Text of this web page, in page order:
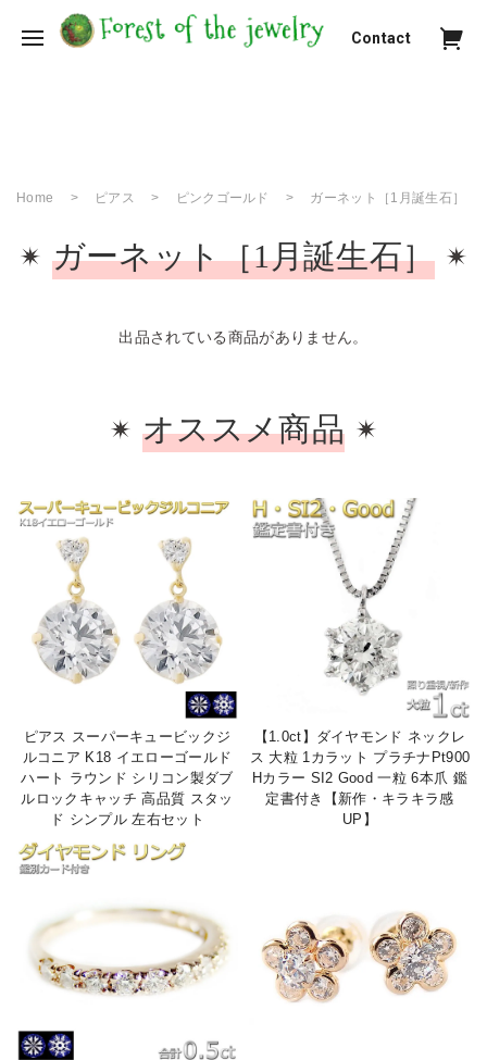
Contact
Home ピアス ピンクゴールド ガーネット［1月誕生石］
ガーネット［1月誕生石］
出品されている商品がありません。
オススメ商品
ピアス スーパーキュービックジ
ルコニア K18 イエローゴールド
ハート ラウンド シリコン製ダブ
ルロックキャッチ 高品質 スタッ
ド シンプル 左右セット
【1.0ct】ダイヤモンド ネックレ
ス 大粒 1カラット プラチナPt900
Hカラー SI2 Good 一粒 6本爪 鑑
定書付き【新作・キラキラ感
UP】